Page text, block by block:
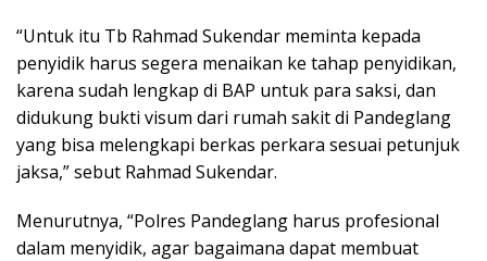
“Untuk itu Tb Rahmad Sukendar meminta kepada
penyidik harus segera menaikan ke tahap penyidikan,
karena sudah lengkap di BAP untuk para saksi, dan
didukung bukti visum dari rumah sakit di Pandeglang
yang bisa melengkapi berkas perkara sesuai petunjuk
jaksa,” sebut Rahmad Sukendar.
Menurutnya, “Polres Pandeglang harus profesional
dalam menyidik, agar bagaimana dapat membuat